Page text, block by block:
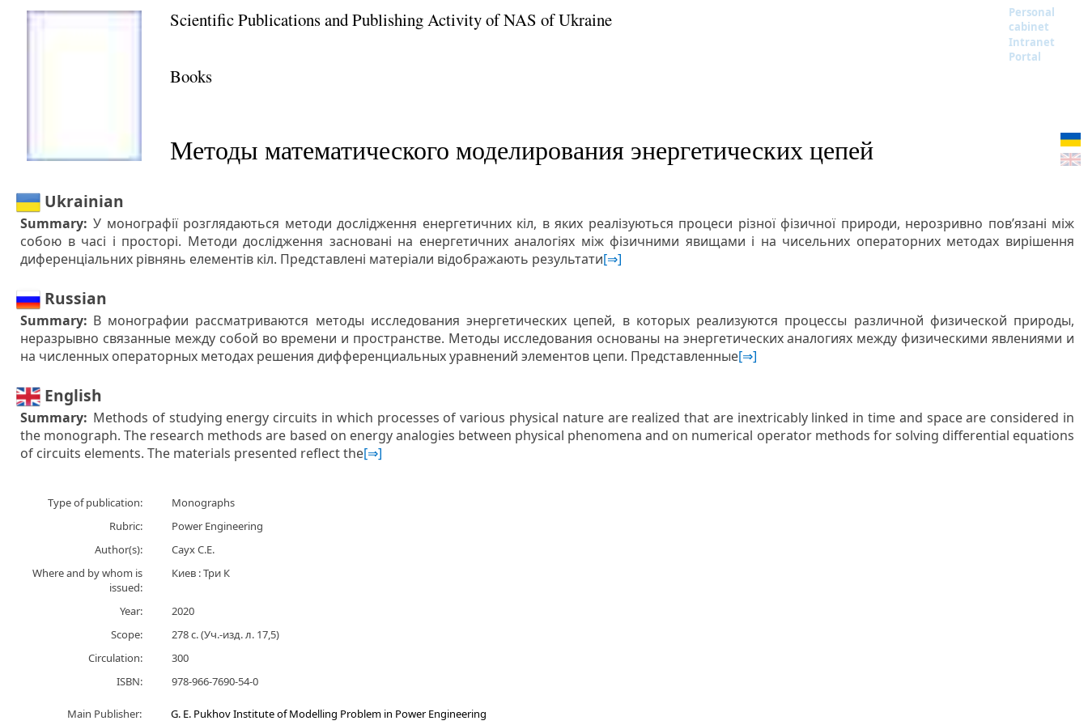
Scientific Publications and Publishing Activity of NAS of Ukraine
Personal
cabinet
Intranet
Portal
Books
Методы математического моделирования энергетических цепей
Ukrainian
Summary: У монографії розглядаються методи дослідження енергетичних кіл, в яких реалізуються процеси різної фізичної природи, нерозривно пов’язані між
собою в часі і просторі. Методи дослідження засновані на енергетичних аналогіях між фізичними явищами і на чисельних операторних методах вирішення
диференціальних рівнянь елементів кіл. Представлені матеріали відображають результати[⇒]
Russian
Summary: В монографии рассматриваются методы исследования энергетических цепей, в которых реализуются процессы различной физической природы,
неразрывно связанные между собой во времени и пространстве. Методы исследования основаны на энергетических аналогиях между физическими явлениями и
на численных операторных методах решения дифференциальных уравнений элементов цепи. Представленные[⇒]
English
Summary: Methods of studying energy circuits in which processes of various physical nature are realized that are inextricably linked in time and space are considered in
the monograph. The research methods are based on energy analogies between physical phenomena and on numerical operator methods for solving differential equations
of circuits elements. The materials presented reflect the[⇒]
Type of publication:
Monographs
Rubric:
Power Engineering
Author(s):
Саух С.Е.
Where and by whom is
issued:
Киев : Три К
Year:
2020
Scope:
278 с. (Уч.-изд. л. 17,5)
Circulation:
300
ISBN:
978-966-7690-54-0
Main Publisher: G. E. Pukhov Institute of Modelling Problem in Power Engineering